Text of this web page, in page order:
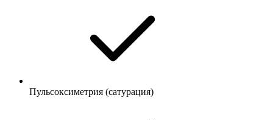
Пульсоксиметрия (сатурация)